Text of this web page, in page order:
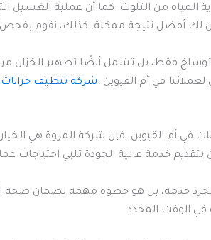
المياه من التلوث. كما أن عملية الغسيل
أفضل نتيجة ممكنة. كذلك، نقوم بفحص
فقط، بل تشمل أيضًا تطهير الخزان
لعملائنا في أم القيوين. شركة تنظيف
أم القيوين، فإن شركة المروة هي الخيار
خدمة عالية الجودة تلبي احتياجات
خدمة، بل هو خطوة مهمة لضمان صحة
في الوقت المحدد.